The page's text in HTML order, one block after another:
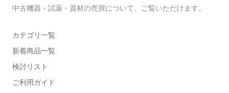
中古機器・試薬・資材の売買について、ご覧いただけます。
カテゴリ一覧
新着商品一覧
検討リスト
ご利用ガイド